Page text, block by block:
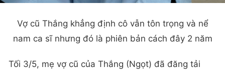
Vợ cũ Thắng khẳng định cô vẫn tôn trọng và nể
nam ca sĩ nhưng đó là phiên bản cách đây 2 năm
Tối 3/5, mẹ vợ cũ của Thắng (Ngọt) đã đăng tải